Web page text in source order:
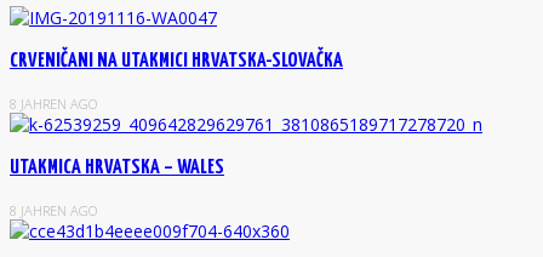
CRVENIČANI NA UTAKMICI HRVATSKA-SLOVAČKA
8 JAHREN AGO
UTAKMICA HRVATSKA – WALES
8 JAHREN AGO